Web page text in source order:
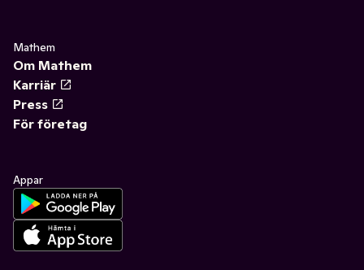
Mathem
Om Mathem
Karriär
Press
För företag
Appar